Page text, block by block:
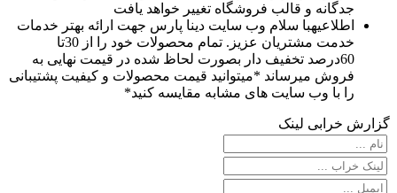
جدگانه و قالب فروشگاه تغییر خواهد یافت
اطلاعیهبا سلام وب سایت دینا پارس جهت ارائه بهتر خدمات
خدمت مشتریان عزیز. تمام محصولات خود را از 30تا
60درصد تخفیف دار بصورت لحاظ شده در قیمت نهایی به
فروش میرساند *میتوانید قیمت محصولات و کیفیت پشتیبانی
را با وب سایت های مشابه مقایسه کنید*
گزارش خرابی لینک